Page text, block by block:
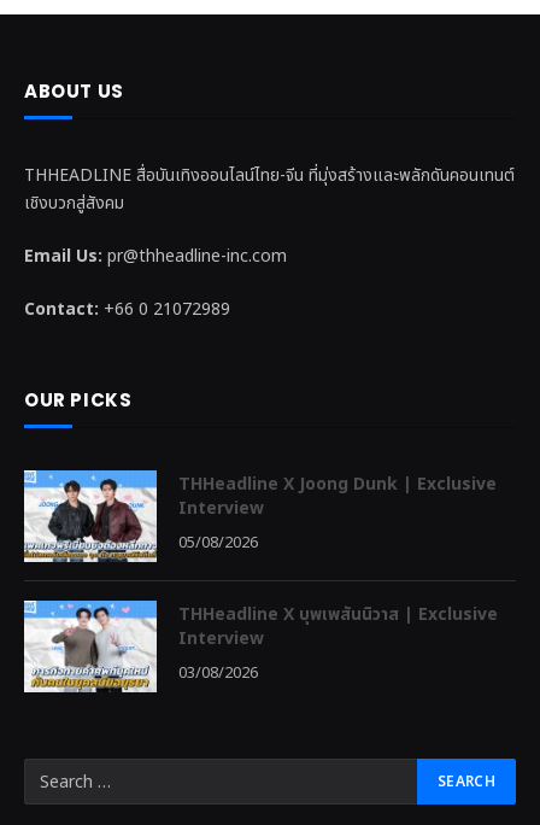
ABOUT US
THHEADLINE สื่อบันเทิงออนไลน์ไทย-จีน ที่มุ่งสร้างและพลักดันคอนเทนต์
เชิงบวกสู่สังคม
Email Us: pr@thheadline-inc.com
Contact: +66 0 21072989
OUR PICKS
THHeadline X Joong Dunk | Exclusive
Interview
05/08/2026
THHeadline X บุพเพสันนิวาส | Exclusive
Interview
03/08/2026